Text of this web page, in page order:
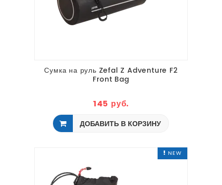
Сумка на руль Zefal Z Adventure F2
Front Bag
145 руб.
ДОБАВИТЬ В КОРЗИНУ
NEW